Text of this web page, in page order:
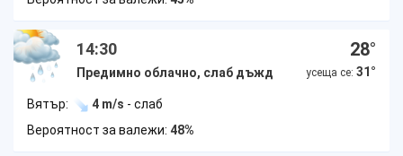
14:30
Предимно облачно, слаб дъжд
28°
усеща се: 31 °
Вятър: 4 m/s - слаб
Вероятност за валежи: 48%